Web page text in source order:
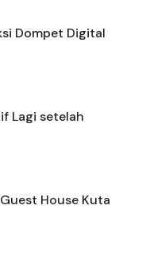
Dompet Digital
Lagi setelah
House Kuta